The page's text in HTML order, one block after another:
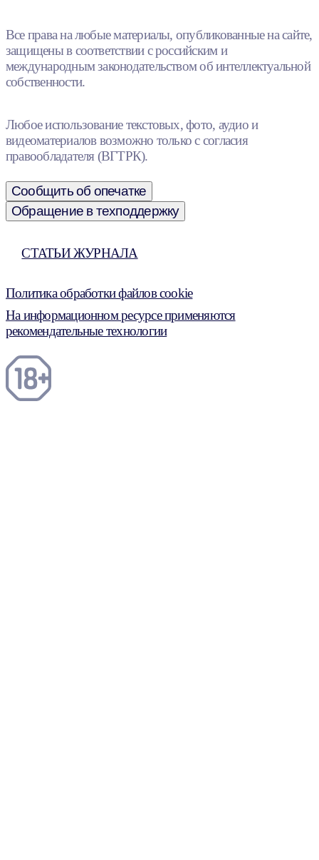
Все права на любые материалы, опубликованные на сайте,
защищены в соответствии с российским и
международным законодательством об интеллектуальной
собственности.
Любое использование текстовых, фото, аудио и
видеоматериалов возможно только с согласия
правообладателя (ВГТРК).
Сообщить об опечатке
Обращение в техподдержку
СТАТЬИ ЖУРНАЛА
Политика обработки файлов cookie
На информационном ресурсе применяются
рекомендательные технологии